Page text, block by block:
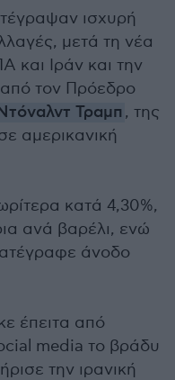
ισχυρή
μετά τη νέα
και Ιράν και την
τον Πρόεδρο
Τραμπ , της
αμερικανική
κατά 4,30%,
ανά βαρέλι, ενώ
άνοδο
έπειτα από
media το βράδυ
την ιρανική